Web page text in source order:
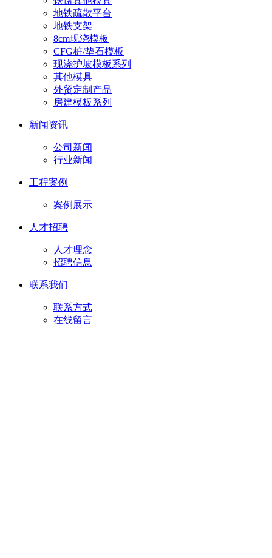
地铁疏散平台
地铁支架
8cm现浇模板
CFG桩/垫石模板
现浇护坡模板系列
其他模具
外贸定制产品
房建模板系列
新闻资讯
公司新闻
行业新闻
工程案例
案例展示
人才招聘
人才理念
招聘信息
联系我们
联系方式
在线留言